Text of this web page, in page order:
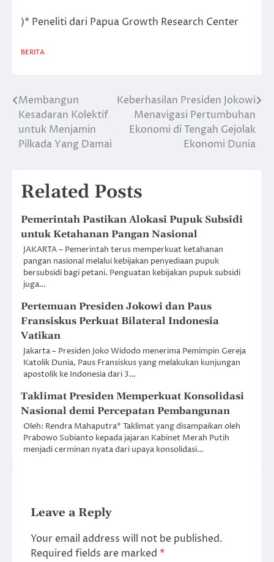
)* Peneliti dari Papua Growth Research Center
BERITA
Post
navigation
Membangun
Kesadaran Kolektif
untuk Menjamin
Pilkada Yang Damai
Keberhasilan Presiden Jokowi
Menavigasi Pertumbuhan
Ekonomi di Tengah Gejolak
Ekonomi Dunia
Related Posts
Pemerintah Pastikan Alokasi Pupuk Subsidi
untuk Ketahanan Pangan Nasional
JAKARTA – Pemerintah terus memperkuat ketahanan
pangan nasional melalui kebijakan penyediaan pupuk
bersubsidi bagi petani. Penguatan kebijakan pupuk subsidi
juga…
Pertemuan Presiden Jokowi dan Paus
Fransiskus Perkuat Bilateral Indonesia
Vatikan
Jakarta – Presiden Joko Widodo menerima Pemimpin Gereja
Katolik Dunia, Paus Fransiskus yang melakukan kunjungan
apostolik ke Indonesia dari 3…
Taklimat Presiden Memperkuat Konsolidasi
Nasional demi Percepatan Pembangunan
Oleh: Rendra Mahaputra* Taklimat yang disampaikan oleh
Prabowo Subianto kepada jajaran Kabinet Merah Putih
menjadi cerminan nyata dari upaya konsolidasi…
Leave a Reply
Your email address will not be published.
Required fields are marked *